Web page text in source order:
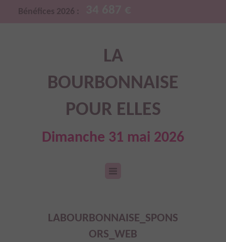
Bénéfices 2026 :
LA
BOURBONNAISE
POUR ELLES
Dimanche 31 mai 2026
LABOURBONNAISE_SPONS
ORS_WEB